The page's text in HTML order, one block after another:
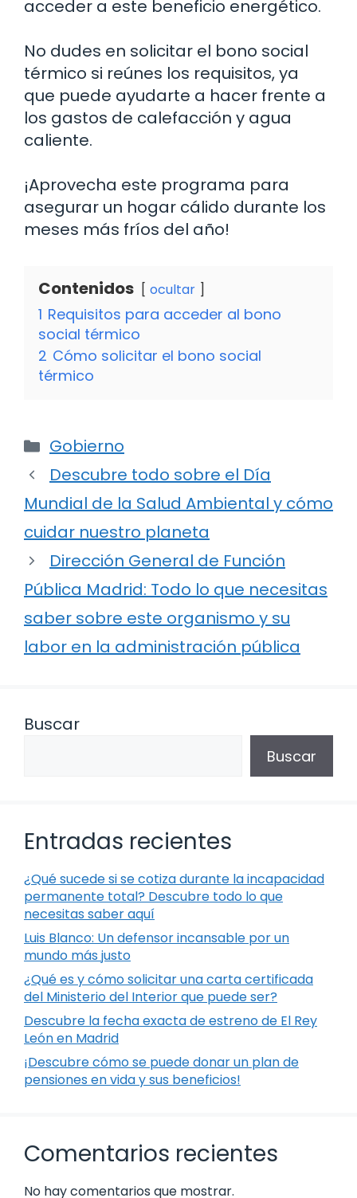
acceder a este beneficio energético.
No dudes en solicitar el bono social
térmico si reúnes los requisitos, ya
que puede ayudarte a hacer frente a
los gastos de calefacción y agua
caliente.
¡Aprovecha este programa para
asegurar un hogar cálido durante los
meses más fríos del año!
Contenidos ocultar
1 Requisitos para acceder al bono
social térmico
2 Cómo solicitar el bono social
térmico
Categorías
Gobierno
Descubre todo sobre el Día
Mundial de la Salud Ambiental y cómo
cuidar nuestro planeta
Dirección General de Función
Pública Madrid: Todo lo que necesitas
saber sobre este organismo y su
labor en la administración pública
Buscar
Buscar
Entradas recientes
¿Qué sucede si se cotiza durante la incapacidad
permanente total? Descubre todo lo que
necesitas saber aquí
Luis Blanco: Un defensor incansable por un
mundo más justo
¿Qué es y cómo solicitar una carta certificada
del Ministerio del Interior que puede ser?
Descubre la fecha exacta de estreno de El Rey
León en Madrid
¡Descubre cómo se puede donar un plan de
pensiones en vida y sus beneficios!
Comentarios recientes
No hay comentarios que mostrar.